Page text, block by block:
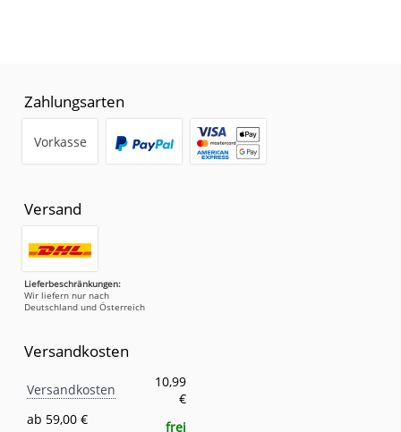
Zahlungsarten
Vorkasse
Versand
Lieferbeschränkungen:
Wir liefern nur nach
Deutschland und Österreich
Versandkosten
Eigenschaft
Versandkosten
10,99
€
ab 59,00 €
frei